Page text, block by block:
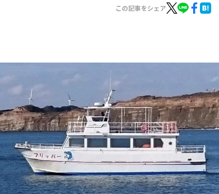
イベント・グッズ
YouTube
会社情報
この記事をシェア